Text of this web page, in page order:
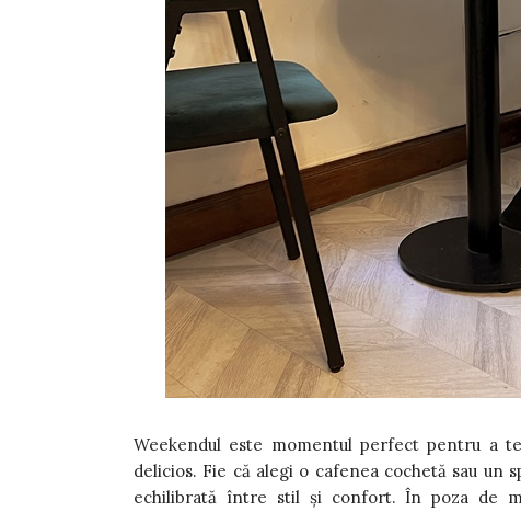
Weekendul este momentul perfect pentru a
delicios. Fie că alegi o cafenea cochetă sau
echilibrată între stil și confort. În poza de